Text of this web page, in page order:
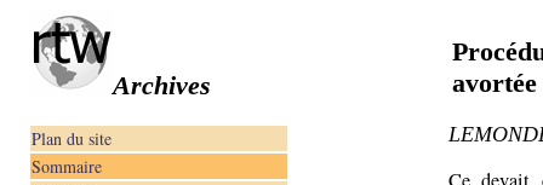
Archives
Plan du site
Sommaire
avortée